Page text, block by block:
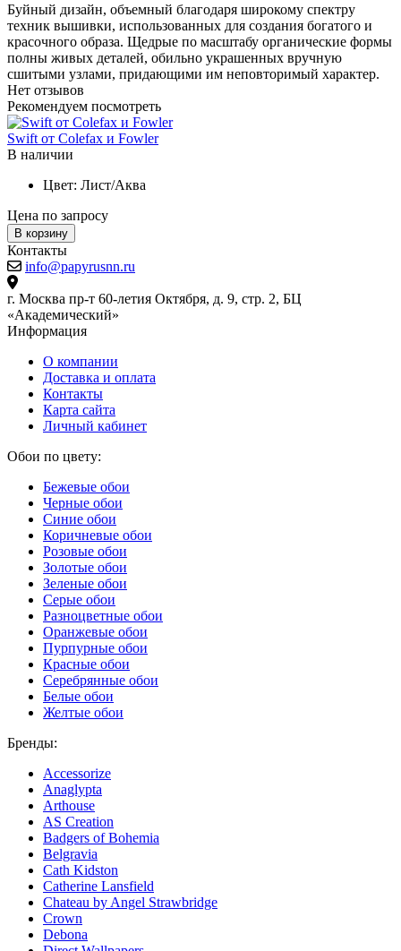
Буйный дизайн, объемный благодаря широкому спектру
техник вышивки, использованных для создания богатого и
красочного образа. Щедрые по масштабу органические формы
полны живых деталей, обильно украшенных вручную
сшитыми узлами, придающими им неповторимый характер.
Нет отзывов
Рекомендуем посмотреть
Swift от Colefax и Fowler
В наличии
Цвет: Лист/Аква
Цена по запросу
В корзину
Контакты
info@papyrusnn.ru
г. Москва пр-т 60-летия Октября, д. 9, стр. 2, БЦ
«Академический»
Информация
О компании
Доставка и оплата
Контакты
Карта сайта
Личный кабинет
Обои по цвету:
Бежевые обои
Черные обои
Синие обои
Коричневые обои
Розовые обои
Золотые обои
Зеленые обои
Серые обои
Разноцветные обои
Оранжевые обои
Пурпурные обои
Красные обои
Серебрянные обои
Белые обои
Желтые обои
Бренды:
Accessorize
Anaglypta
Arthouse
AS Creation
Badgers of Bohemia
Belgravia
Cath Kidston
Catherine Lansfield
Chateau by Angel Strawbridge
Crown
Debona